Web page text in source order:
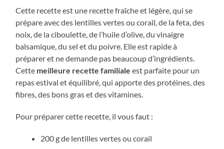
Cette recette est une recette fraîche et légère, qui se
prépare avec des lentilles vertes ou corail, de la feta, des
noix, de la ciboulette, de l’huile d’olive, du vinaigre
balsamique, du sel et du poivre. Elle est rapide à
préparer et ne demande pas beaucoup d’ingrédients.
Cette meilleure recette familiale est parfaite pour un
repas estival et équilibré, qui apporte des protéines, des
fibres, des bons gras et des vitamines.
Pour préparer cette recette, il vous faut :
200 g de lentilles vertes ou corail